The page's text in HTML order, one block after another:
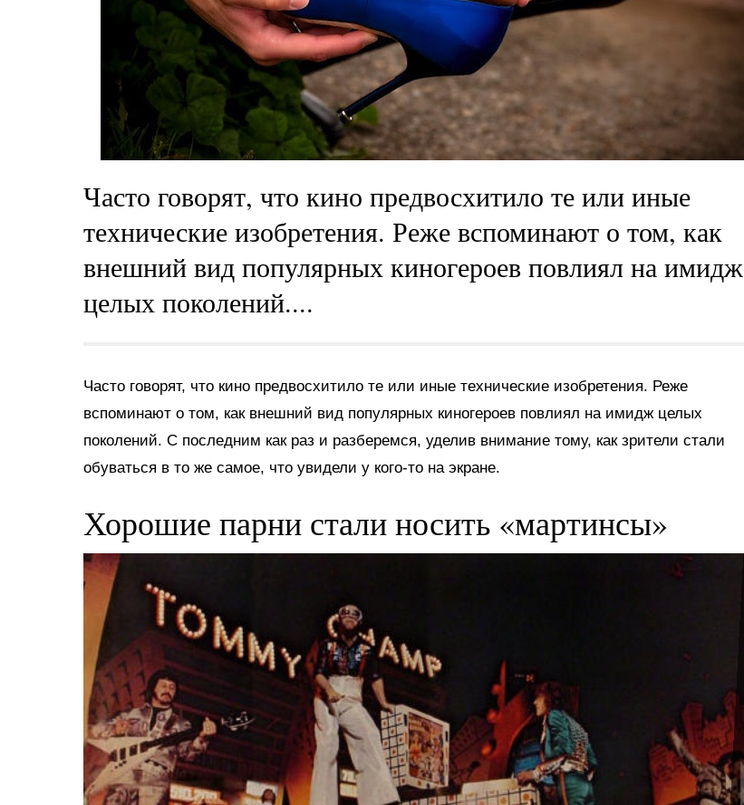
Часто говорят, что кино предвосхитило те или иные
технические изобретения. Реже вспоминают о том, как
внешний вид популярных киногероев повлиял на имидж
целых поколений....
Часто говорят, что кино предвосхитило те или иные технические изобретения. Реже
вспоминают о том, как внешний вид популярных киногероев повлиял на имидж целых
поколений. С последним как раз и разберемся, уделив внимание тому, как зрители стали
обуваться в то же самое, что увидели у кого-то на экране.
Хорошие парни стали носить «мартинсы»